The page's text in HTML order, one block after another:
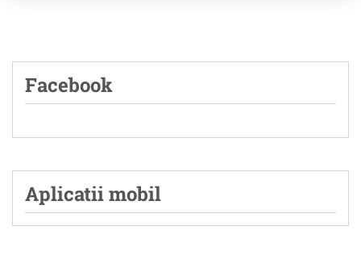
Facebook
Aplicatii mobil